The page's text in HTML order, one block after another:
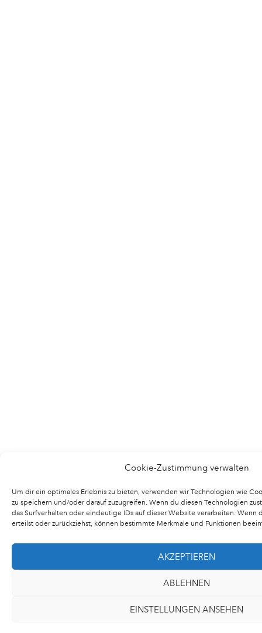
Cookie-Zustimmung verwalten
Um dir ein optimales Erlebnis zu bieten, verwenden wir Technologien wie
zu speichern und/oder darauf zuzugreifen. Wenn du diesen Technologien
das Surfverhalten oder eindeutige IDs auf dieser Website verarbeiten. Wenn
erteilst oder zurückziehst, können bestimmte Merkmale und Funktionen
AKZEPTIEREN
ABLEHNEN
EINSTELLUNGEN ANSEHEN